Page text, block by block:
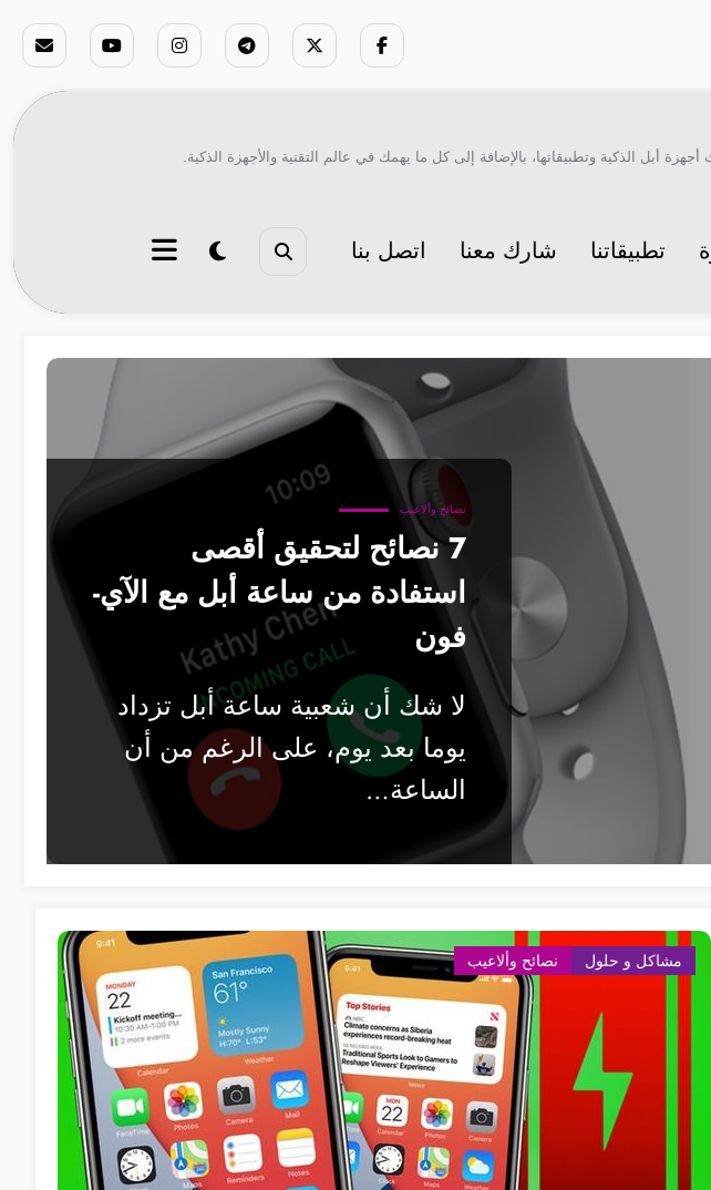
أبل الذكية وتطبيقاتها، بالإضافة إلى كل ما يهمك في عالم التقنية والأجهزة الذكية.
تطبيقاتنا شارك معنا اتصل بنا
نصائح وألاعيب
7 نصائح لتحقيق أقصى
استفادة من ساعة أبل مع الآي-
فون
لا شك أن شعبية ساعة أبل تزداد
يوما بعد يوم، على الرغم من أن
الساعة…
مشاكل و حلول نصائح وألاعيب